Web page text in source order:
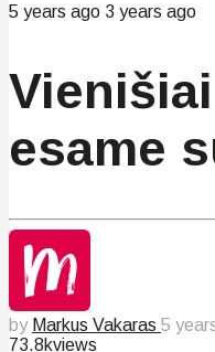
5 years ago 3 years ago
esame
by Markus Vakaras 5
73.8kviews